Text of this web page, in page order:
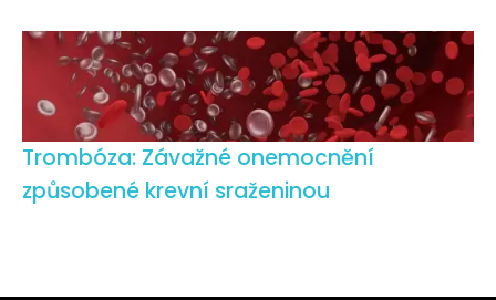
Trombóza: Závažné onemocnění
způsobené krevní sraženinou